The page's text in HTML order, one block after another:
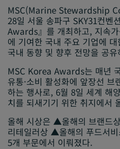
MSC(Marine Stewardship
28일 서울 송파구 SKY31컨벤
Awards』를 개최하고, 지속
에 기여한 국내 주요 기업에
국내 동향 및 향후 전망을 공
MSC Korea Awards는 매년
유통·소비 활성화에 앞장선
하는 행사로, 6월 8일 세계 해
치를 되새기기 위한 취지에서
올해 시상은 ▲올해의 브랜드
리테일러상 ▲올해의 푸드서
5개 부문에서 이뤄졌다.